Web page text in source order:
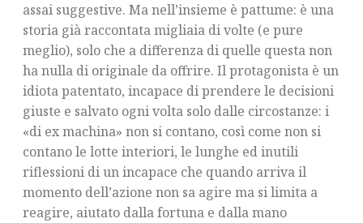
assai suggestive. Ma nell’insieme è pattume: è una
storia già raccontata migliaia di volte (e pure
meglio), solo che a differenza di quelle questa non
ha nulla di originale da offrire. Il protagonista è un
idiota patentato, incapace di prendere le decisioni
giuste e salvato ogni volta solo dalle circostanze: i
«di ex machina» non si contano, così come non si
contano le lotte interiori, le lunghe ed inutili
riflessioni di un incapace che quando arriva il
momento dell’azione non sa agire ma si limita a
reagire, aiutato dalla fortuna e dalla mano